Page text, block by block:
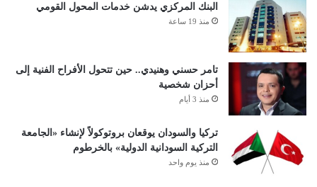
البنك المركزي يدشن خدمات المحول القومي
منذ 19 ساعة
تامر حسني وهنيدي.. حين تتحول الأفراح الفنية إلى
أحزان شخصية
منذ 3 أيام
تركيا والسودان يوقعان بروتوكولاً لإنشاء «الجامعة
التركية السودانية الدولية» بالخرطوم
منذ يوم واحد